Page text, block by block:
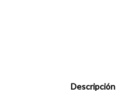
Descripción